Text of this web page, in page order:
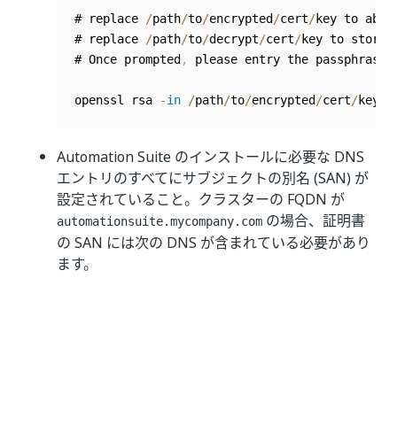
# replace /path/to/encrypted /cert/key to
# replace
/path/to/decrypt/cert/key to store
# Once prompted , please entry the
openssl rsa -in /path/to/encrypted /cert/key
Automation Suite のインストールに必要な DNS
エントリのすべてにサブジェクトの別名 (SAN) が
設定されていること。クラスターの FQDN が
automationsuite.mycompany.com の場合、証明書
の SAN には次の DNS が含まれている必要があり
ます。